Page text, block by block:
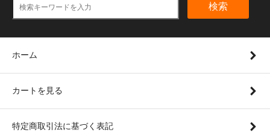
検索
ホーム
カートを見る
特定商取引法に基づく表記